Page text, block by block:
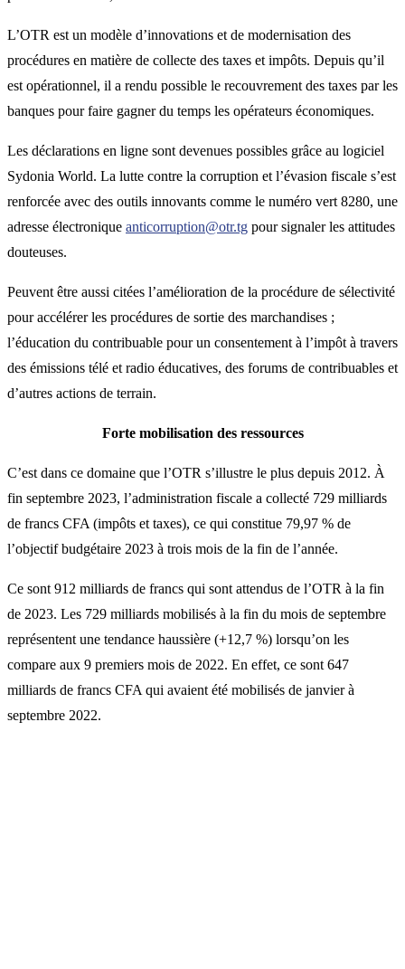
L’OTR est un modèle d’innovations et de modernisation des
procédures en matière de collecte des taxes et impôts. Depuis qu’il
est opérationnel, il a rendu possible le recouvrement des taxes par les
banques pour faire gagner du temps les opérateurs économiques.
Les déclarations en ligne sont devenues possibles grâce au logiciel
Sydonia World. La lutte contre la corruption et l’évasion fiscale s’est
renforcée avec des outils innovants comme le numéro vert 8280, une
adresse électronique anticorruption@otr.tg pour signaler les attitudes
douteuses.
Peuvent être aussi citées l’amélioration de la procédure de sélectivité
pour accélérer les procédures de sortie des marchandises ;
l’éducation du contribuable pour un consentement à l’impôt à travers
des émissions télé et radio éducatives, des forums de contribuables et
d’autres actions de terrain.
Forte mobilisation des ressources
C’est dans ce domaine que l’OTR s’illustre le plus depuis 2012. À
fin septembre 2023, l’administration fiscale a collecté 729 milliards
de francs CFA (impôts et taxes), ce qui constitue 79,97 % de
l’objectif budgétaire 2023 à trois mois de la fin de l’année.
Ce sont 912 milliards de francs qui sont attendus de l’OTR à la fin
de 2023. Les 729 milliards mobilisés à la fin du mois de septembre
représentent une tendance haussière (+12,7 %) lorsqu’on les
compare aux 9 premiers mois de 2022. En effet, ce sont 647
milliards de francs CFA qui avaient été mobilisés de janvier à
septembre 2022.